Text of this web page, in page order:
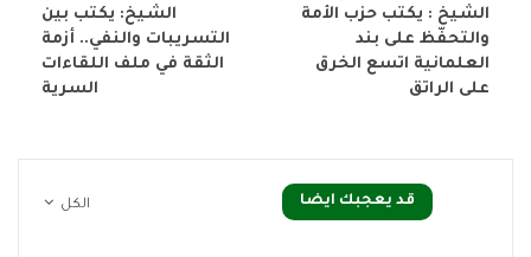
الشيخ : يكتب حزب الأمة
والتحفّظ على بند
العلمانية اتسع الخرق
على الراتق
الشيخ: يكتب بين
التسريبات والنفي.. أزمة
الثقة في ملف اللقاءات
السرية
الكل قد يعجبك ايضا